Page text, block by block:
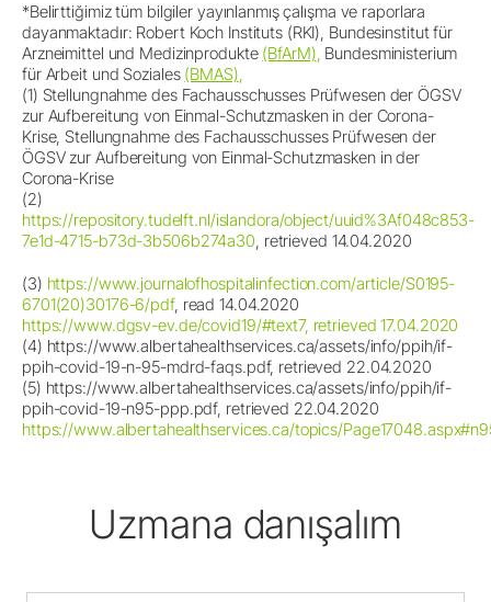
*Belirttiğimiz tüm bilgiler yayınlanmış çalışma ve raporlara
dayanmaktadır: Robert Koch Instituts (RKI), Bundesinstitut für
Arzneimittel und Medizinprodukte (BfArM), Bundesministerium
für Arbeit und Soziales (BMAS),
(1) Stellungnahme des Fachausschusses Prüfwesen der ÖGSV
zur Aufbereitung von Einmal-Schutzmasken in der Corona-
Krise, Stellungnahme des Fachausschusses Prüfwesen der
ÖGSV zur Aufbereitung von Einmal-Schutzmasken in der
Corona-Krise
(2)
https://repository.tudelft.nl/islandora/object/uuid%3Af048c853-
7e1d-4715-b73d-3b506b274a30, retrieved 14.04.2020
(3) https://www.journalofhospitalinfection.com/article/S0195-
6701(20)30176-6/pdf, read 14.04.2020
https://www.dgsv-ev.de/covid19/#text7, retrieved 17.04.2020
(4) https://www.albertahealthservices.ca/assets/info/ppih/if-
ppih-covid-19-n-95-mdrd-faqs.pdf, retrieved 22.04.2020
(5) https://www.albertahealthservices.ca/assets/info/ppih/if-
ppih-covid-19-n95-ppp.pdf, retrieved 22.04.2020
https://www.albertahealthservices.ca/topics/
Uzmana danışalım